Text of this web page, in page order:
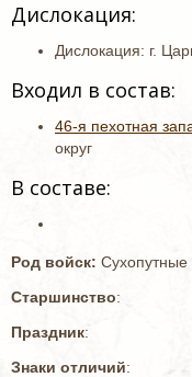
Дислокация:
Дислокация: г.
Входил в состав:
46-я пехотная
округ
В составе:
Род войск: Сухопутные
Старшинство:
Праздник:
Знаки отличий: